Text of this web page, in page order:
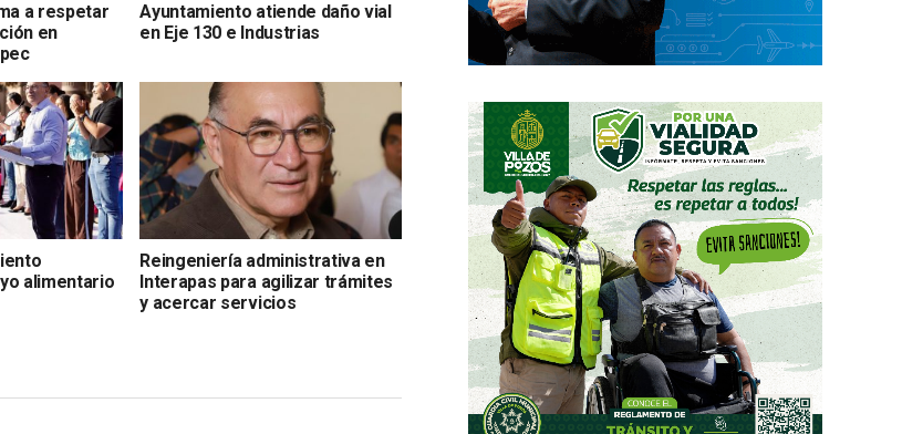
a respetar
en
Ayuntamiento atiende daño vial
en Eje 130 e Industrias
alimentario
Reingeniería administrativa en
Interapas para agilizar trámites
y acercar servicios